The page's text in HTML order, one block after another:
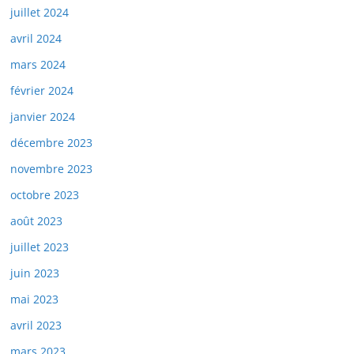
juillet 2024
avril 2024
mars 2024
février 2024
janvier 2024
décembre 2023
novembre 2023
octobre 2023
août 2023
juillet 2023
juin 2023
mai 2023
avril 2023
mars 2023